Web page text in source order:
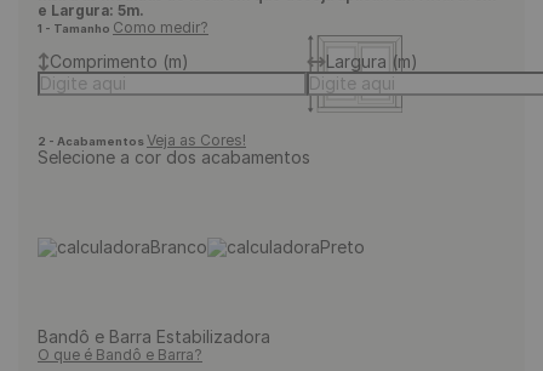
e Largura: 5m.
1 - Tamanho Como medir?
Comprimento (m) Largura (m)
2 - AcabamentosVeja as Cores!
Selecione a cor dos acabamentos
Branco Preto
Bandô e Barra Estabilizadora
O que é Bandô e Barra?